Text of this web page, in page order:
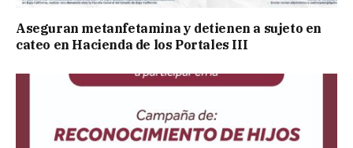
Aseguran metanfetamina y detienen a sujeto en
cateo en Hacienda de los Portales III